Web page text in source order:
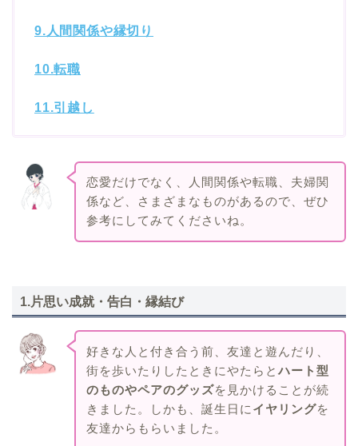
9.人間関係や縁切り
10.転職
11.引越し
恋愛だけでなく、人間関係や転職、夫婦関
係など、さまざまなものがあるので、ぜひ
参考にしてみてくださいね。
1.片思い成就・告白・縁結び
好きな人と付き合う前、友達と遊んだり、
街を歩いたりしたときにやたらとハート型
のものやペアのグッズを見かけることが続
きました。しかも、誕生日に イヤリングを
友達からもらいました。